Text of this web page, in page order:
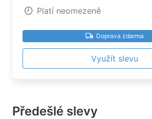
Platí neomezeně
Doprava zdarma
Využít slevu
Předešlé slevy